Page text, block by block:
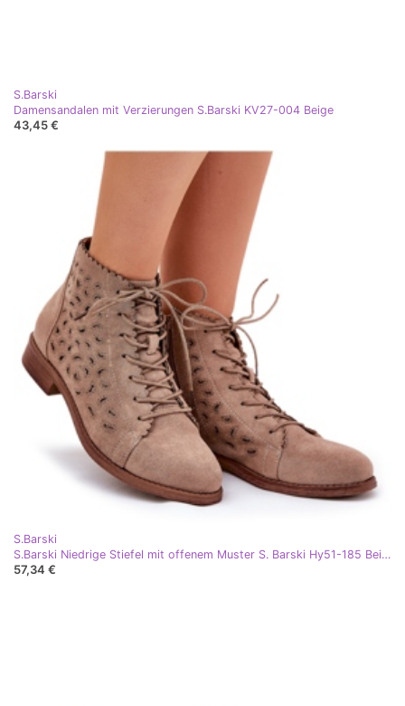
S.Barski
Damensandalen mit Verzierungen S.Barski KV27-004 Beige
43,45 €
S.Barski
S.Barski Niedrige Stiefel mit offenem Muster S. Barski Hy51-185 Beige
57,34 €